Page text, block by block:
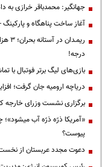
جهانگیر: محمدباقر خرازی به
آغاز ساخت پناهگاه و پارکینگ
درجه!
بازی‌های لیگ برتر فوتبال با
دریاچه ارومیه جان گرفت؛ افزایش ۷۸
برگزاری نشست وزرای خارجه
«آمریکا ذرّه ذرّه آب میشود»؛
پیوست؟
دعوت مجدد عربستان از